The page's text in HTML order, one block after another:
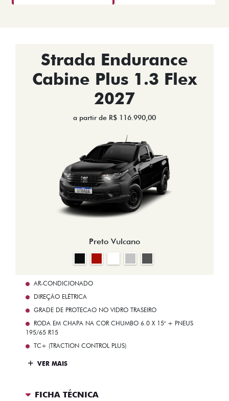
Strada Endurance
Cabine Plus 1.3 Flex
2027
a partir de R$ 116.990,00
Preto Vulcano
AR-CONDICIONADO
DIREÇÃO ELÉTRICA
GRADE DE PROTECAO NO VIDRO TRASEIRO
RODA EM CHAPA NA COR CHUMBO 6.0 X 15" + PNEUS
195/65 R15
TC+ (TRACTION CONTROL PLUS)
VER MAIS
FICHA TÉCNICA